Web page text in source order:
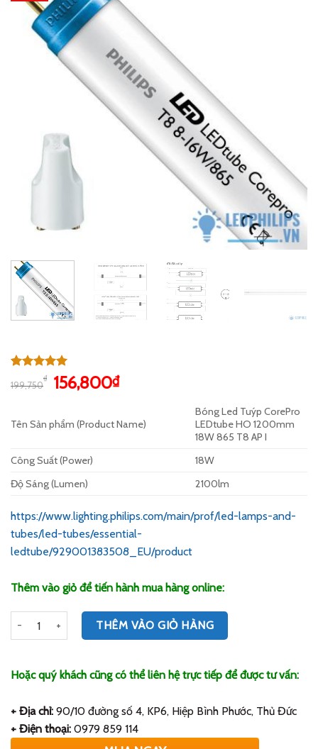
trên 5
dựa trên
199,750
₫
Giá
là:
199,750₫.
156,800₫Giá
tại
là:
Tên Sản phẩm (Product Name)
Bóng Led Tuýp CorePro
LEDtube HO 1200mm
18W 865 T8 AP I
Công Suất (Power)
18W
Độ Sáng (Lumen)
2100lm
https://www.lighting.philips.com/main/prof/led-lamps-and-
tubes/led-tubes/essential-
ledtube/929001383508_EU/product
Thêm vào giỏ để tiến hành mua hàng online:
Số lượng THÊM VÀO GIỎ HÀNG
Hoặc quý khách cũng có thể liên hệ trực tiếp để được tư vấn:
+ Địa chỉ: 90/10 đường số 4, KP6, Hiệp Bình Phước, Thủ Đức
+ Điện thoại: 0979 859 114